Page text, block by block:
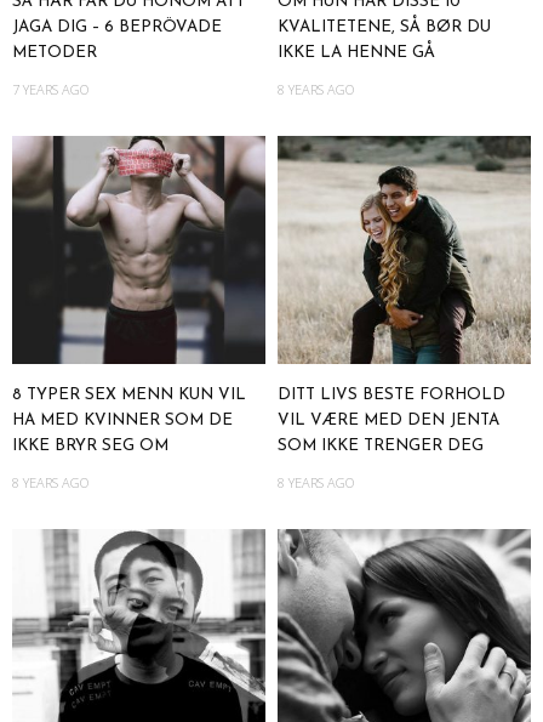
JAGA DIG – 6 BEPRÖVADE
METODER
7 YEARS AGO
KVALITETENE, SÅ BØR DU
IKKE LA HENNE GÅ
8 YEARS AGO
8 TYPER SEX MENN KUN VIL
HA MED KVINNER SOM DE
IKKE BRYR SEG OM
8 YEARS AGO
DITT LIVS BESTE FORHOLD
VIL VÆRE MED DEN JENTA
SOM IKKE TRENGER DEG
8 YEARS AGO